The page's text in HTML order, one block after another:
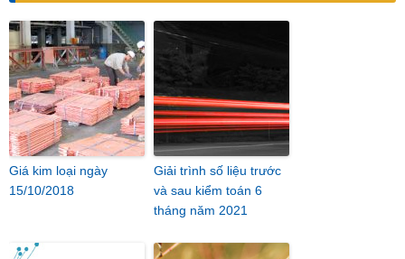
Giá kim loại ngày
15/10/2018
Giải trình số liệu trước
và sau kiểm toán 6
tháng năm 2021